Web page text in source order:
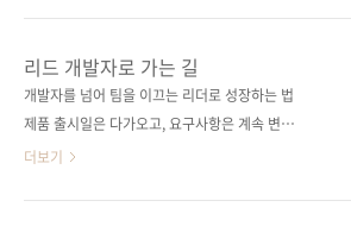
스로 판단하는 힘을 길러 주는 실전 가이드가 될
[도서11번가] [알라딘] [예스이십사] [쿠팡] 출판
사 제이펍도서명 AI를 이기는 개발자 커리어 관
리 가이드부 제 이력서, 코딩..
면접 준비까지 도와주는 시대가 되었습니다. 얼
마 전까지만 해도 이런 고민들 하셨을 겁니다.
"어떤 언어를 공부해야 할까?", "이 회사 코딩
상황이 조금 달라졌습니다. AI를 중심으로 사회
환경과 산업 전반이 크게 변화하면서 개발자들
리드 개발자로 가는 길
개발자를 넘어 팀을 이끄는 리더로 성장하는 법
제품 출시일은 다가오고, 요구사항은 계속 변한
다. 개발팀의 방향이 흔들릴 때, 위기를 기회로
더보기